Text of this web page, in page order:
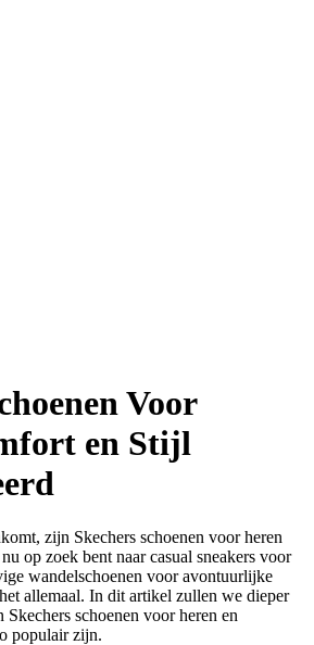
Voor
en Stijl
zijn Skechers schoenen voor heren
op zoek bent naar casual sneakers voor
wandelschoenen voor avontuurlijke
allemaal. In dit artikel zullen we dieper
schoenen voor heren en
populair zijn.